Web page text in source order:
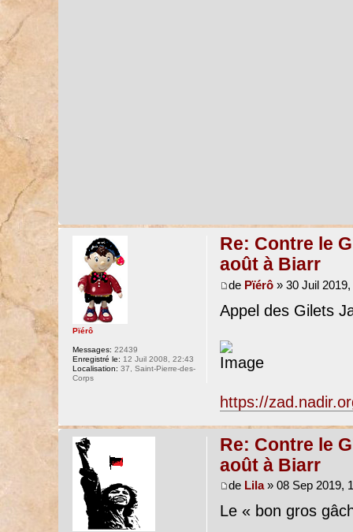
Re: Contre le
août à Biarr
de Pïérô» 30 Juil 2019,
Appel des Gilets
https://
Pïérô
Messages: 22439
Enregistré le: 12 Juil 2008, 22:43
Localisation: 37, Saint-Pierre-des-
Corps
Re: Contre le
août à Biarr
de Lila» 08 Sep 2019,
Le « bon gros